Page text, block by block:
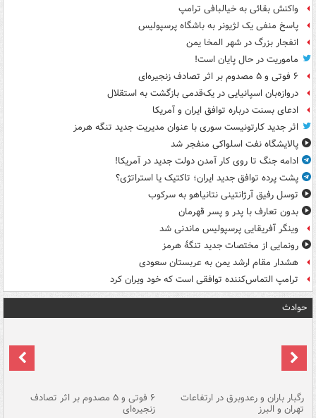
واکنش بقائی به خیالبافی ترامپ
پاسخ منفی یک لژیونر به باشگاه پرسپولیس
انفجار بزرگ در شهر المخا یمن
ماموریت در حال پایان است!
۶ فوتی و ۵ مصدوم بر اثر تصادف زنجیره‌ای
دروازه‌بان اسپانیایی در یک‌قدمی بازگشت به استقلال
ادعای بسنت درباره توافق ایران و آمریکا
اثر جدید کارتونیست سوری با عنوان مدیریت جدید تنگه هرمز
پالایشگاه نفت اسلواکی منفجر شد
ادامه جنگ تا روی کار آمدن دولت جدید در آمریکا!
پشت پرده توافق جدید ایران؛ تاکتیک یا استراتژی؟
توسل رفیق آرژانتینی نتانیاهو به سرکوب
بدون تعارف با پدر و پسر قهرمان
وینگر آفریقایی پرسپولیس ماندنی شد
رونمایی از مختصات جدید تنگۀ هرمز
هشدار مقام ارشد یمن به عربستان سعودی
ترامپ التماس‌کننده توافقی است که خود ویران کرد
حوادث
رگبار باران و رعدوبرق در ارتفاعات
تهران و البرز
۶ فوتی و ۵ مصدوم بر اثر تصادف
زنجیره‌ای